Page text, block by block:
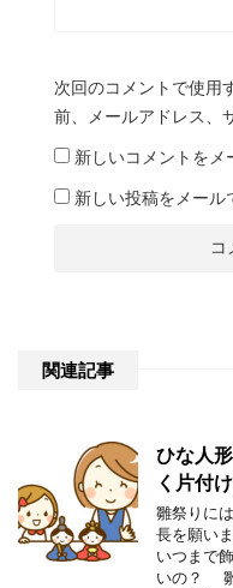
次回のコメントで使用
前、メールアドレス、
新しいコメントをメ
新しい投稿をメール
関連記事
ひな人
く片付
雛祭りに
長を願い
いつまで
いの？ 雛